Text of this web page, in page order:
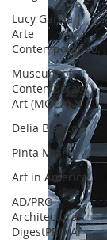
Lucy García |
Arte
Contemporáneo.
Museum of
Contemporary
Art (MOCA) N
Delia Blanco
Pinta Miami
Art in America
AD/PRO
Architectural
DigestPRO Ar